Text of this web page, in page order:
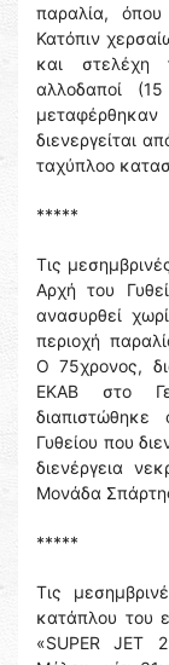
παραλία, όπου
Κατόπιν
και στελέχη
αλλοδαποί
διενεργείται
ταχύπλοο
*****
Τις
Αρχή του
ανασυρθεί
περιοχή
Ο 75χρονος,
ΕΚΑΒ στο
Γυθείου που
διενέργεια
Μονάδα
*****
Τις
κατάπλου του
«SUPER JET